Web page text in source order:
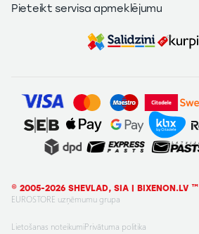
Pieteikt servisa apmeklējumu
© 2005-2026 SHEVLAD, SIA | BIXENON.LV ™
EUROSTORE uzņēmumu grupa
Lietošanas noteikumiPrivātuma politika